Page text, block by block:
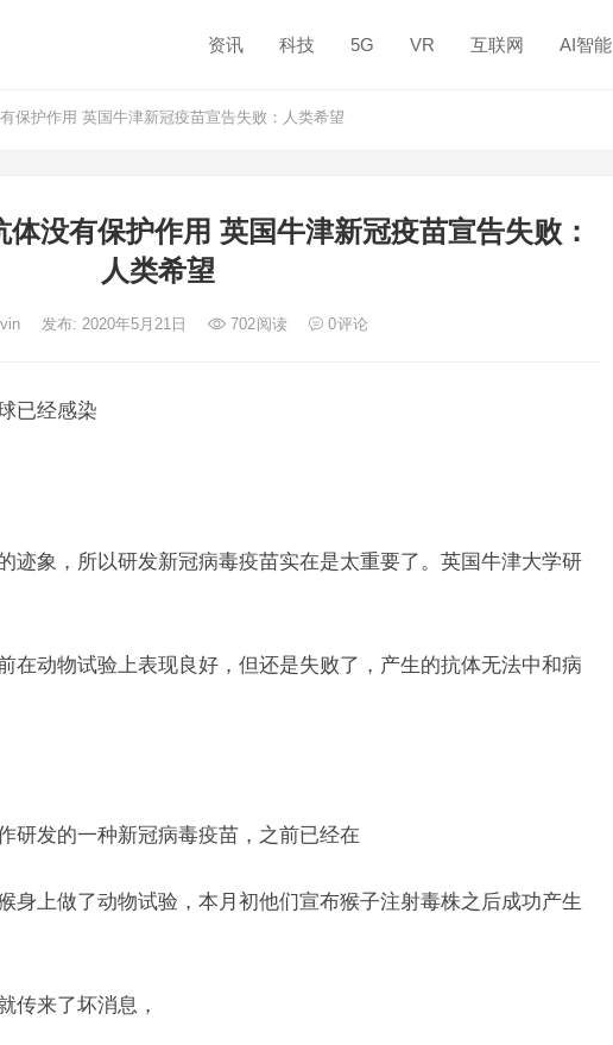
资讯 科技 5G VR 互联网 AI智能
保护作用 英国牛津新冠疫苗宣告失败：人类希望
没有保护作用 英国牛津新冠疫苗宣告失败：
人类希望
发布: 2020年5月21日 702阅读 0评论
已经感染
迹象，所以研发新冠病毒疫苗实在是太重要了。英国牛津大学研
在动物试验上表现良好，但还是失败了，产生的抗体无法中和病
研发的一种新冠病毒疫苗，之前已经在
身上做了动物试验，本月初他们宣布猴子注射毒株之后成功产生
传来了坏消息，